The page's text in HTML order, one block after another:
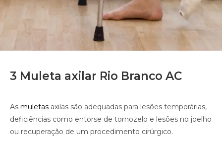
3 Muleta axilar Rio Branco AC
As muletas axilas são adequadas para lesões temporárias,
deficiências como entorse de tornozelo e lesões no joelho
ou recuperação de um procedimento cirúrgico.